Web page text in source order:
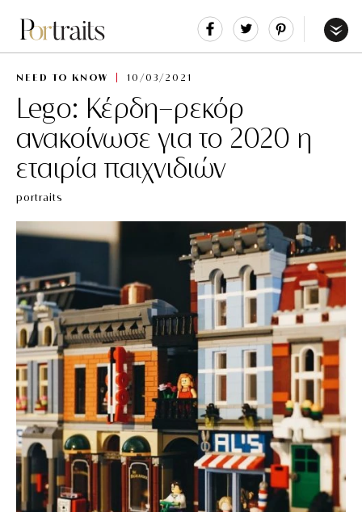
Share Tweet
NEED TO KNOW 10/03/2021
Lego: Κέρδη-ρεκόρ
ανακοίνωσε για το 2020 η
εταιρία παιχνιδιών
portraits